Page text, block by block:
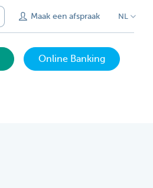
Maak een afspraak NL
Online Banking